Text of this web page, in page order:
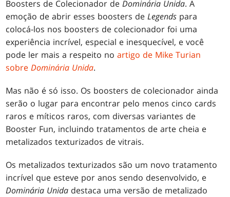
Boosters de Colecionador deDominária Unida. A
emoção de abrir esses boosters deLegends para
colocá-los nos boosters de colecionador foi uma
experiência incrível, especial e inesquecível, e você
pode ler mais a respeito noartigo de Mike Turian
sobreDominária Unida.
Mas não é só isso. Os boosters de colecionador ainda
serão o lugar para encontrar pelo menos cinco cards
raros e míticos raros, com diversas variantes de
Booster Fun, incluindo tratamentos de arte cheia e
metalizados texturizados de vitrais.
Os metalizados texturizados são um novo tratamento
incrível que esteve por anos sendo desenvolvido, e
Dominária Unida destaca uma versão de metalizado